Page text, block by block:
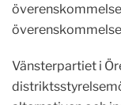
Vänsterpartiet i